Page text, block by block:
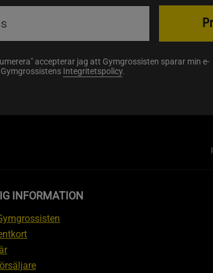
accepterar jag att Gymgrossisten sparar min e-
Integritetspolicy.
INFORMATION